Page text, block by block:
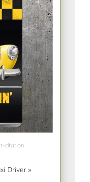
citation
Driver »